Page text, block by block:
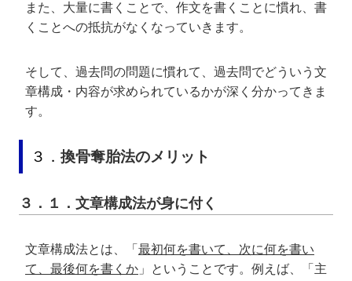
また、大量に書くことで、作文を書くことに慣れ、書
くことへの抵抗がなくなっていきます。
そして、過去問の問題に慣れて、過去問でどういう文
章構成・内容が求められているかが深く分かってきま
す。
３． 換骨奪胎法のメリット
３．１．文章構成法が身に付く
文章構成法とは、「 最初何を書いて、次に何を書い
て、最後何を書くか 」ということです。例えば、「主